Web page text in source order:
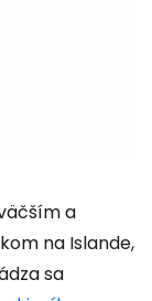
a
na Islande,
sa